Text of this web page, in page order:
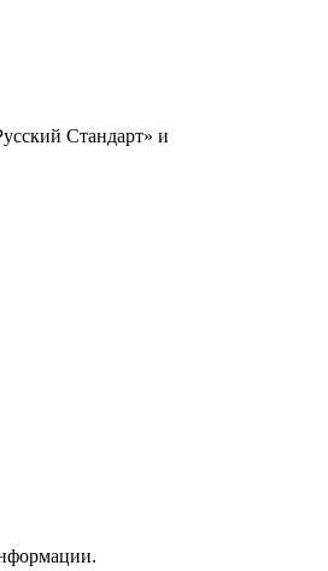
Стандарт» и